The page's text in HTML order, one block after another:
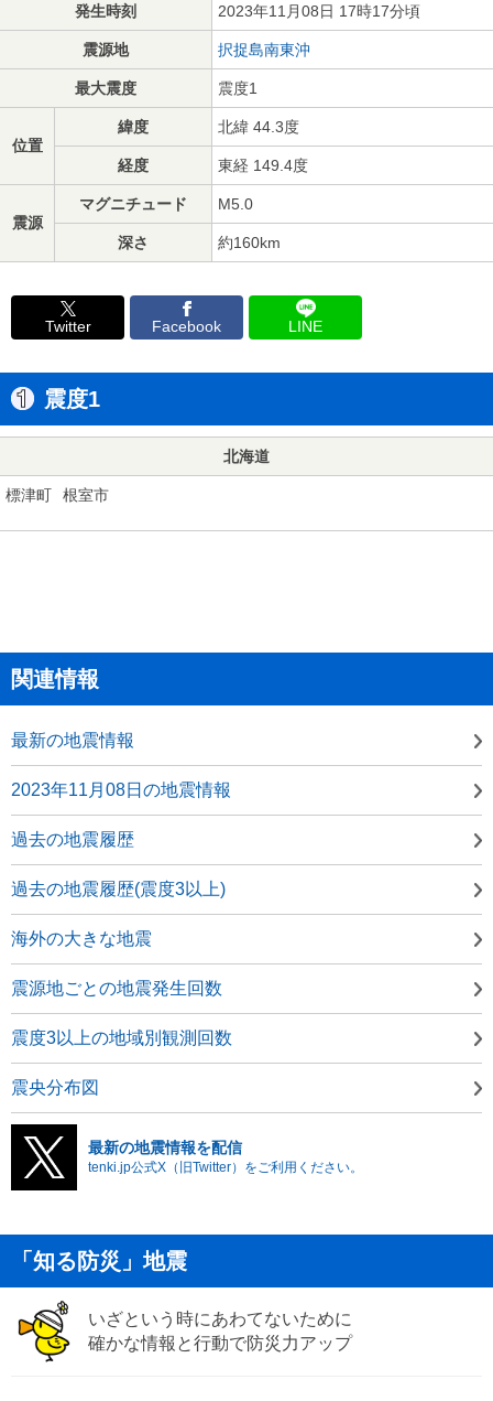
発生時刻 2023年11月08日 17時17分頃
震源地 択捉島南東沖
最大震度 震度1
位置
緯度 北緯 44.3度
経度 東経 149.4度
震源
マグニチュード M5.0
深さ 約160km
Twitter Facebook LINE
震度1
北海道
標津町 根室市
関連情報
最新の地震情報
2023年11月08日の地震情報
過去の地震履歴
過去の地震履歴(震度3以上)
海外の大きな地震
震源地ごとの地震発生回数
震度3以上の地域別観測回数
震央分布図
最新の地震情報を配信
tenki.jp公式X（旧Twitter）をご利用ください。
「知る防災」地震
いざという時にあわてないために
確かな情報と行動で防災力アップ